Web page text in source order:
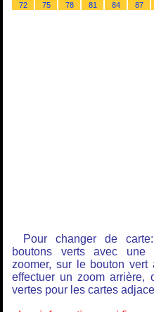
72
75 78 81 84 87
Pour changer de
boutons verts avec une
zoomer, sur le bouton vert
effectuer un zoom arrière,
vertes pour les cartes